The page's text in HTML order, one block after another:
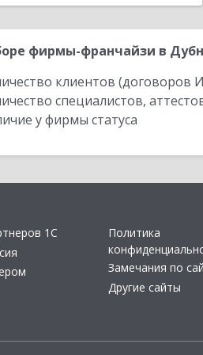
фирмы-франчайзи в
клиентов
специалистов,
у фирмы статуса
1С
Политика
Замечания по
Другие сайты